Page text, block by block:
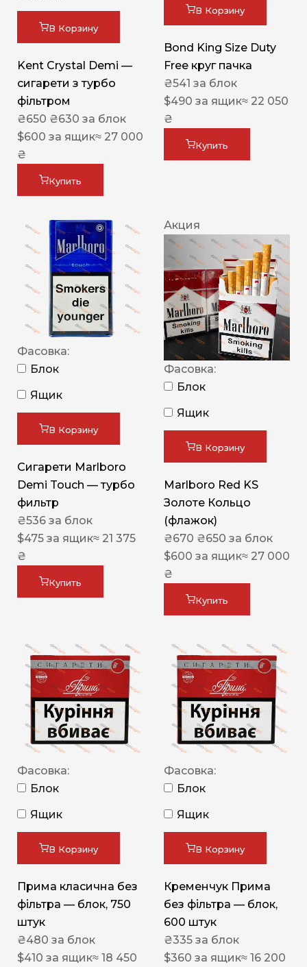
В Корзину
Kent Crystal Demi —
сигарети з турбо
фільтром
₴650 ₴630 за блок
$600 за ящик≈ 27 000
₴
Купить
В Корзину
Bond King Size Duty
Free круг пачка
₴541 за блок
$490 за ящик≈ 22 050
₴
Купить
Фасовка:
Блок
Ящик
В Корзину
Сигарети Marlboro
Demi Touch — турбо
фильтр
₴536 за блок
$475 за ящик≈ 21 375
₴
Купить
Акция
Фасовка:
Блок
Ящик
В Корзину
Marlboro Red KS
Золоте Кольцо
(флажок)
₴670 ₴650 за блок
$600 за ящик≈ 27 000
₴
Купить
Фасовка:
Блок
Ящик
В Корзину
Прима класична без
фільтра — блок, 750
штук
₴480 за блок
$410 за ящик≈ 18 450
Фасовка:
Блок
Ящик
В Корзину
Кременчук Прима
без фільтра — блок,
600 штук
₴335 за блок
$360 за ящик≈ 16 200